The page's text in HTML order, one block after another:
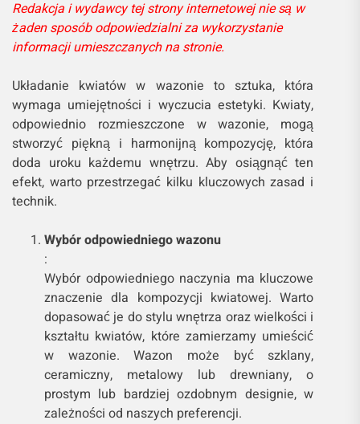
Redakcja i wydawcy tej strony internetowej nie są w
żaden sposób odpowiedzialni za wykorzystanie
informacji umieszczanych na stronie.
Układanie kwiatów w wazonie to sztuka, która
wymaga umiejętności i wyczucia estetyki. Kwiaty,
odpowiednio rozmieszczone w wazonie, mogą
stworzyć piękną i harmonijną kompozycję, która
doda uroku każdemu wnętrzu. Aby osiągnąć ten
efekt, warto przestrzegać kilku kluczowych zasad i
technik.
Wybór odpowiedniego wazonu
:
Wybór odpowiedniego naczynia ma kluczowe
znaczenie dla kompozycji kwiatowej. Warto
dopasować je do stylu wnętrza oraz wielkości i
kształtu kwiatów, które zamierzamy umieścić
w wazonie. Wazon może być szklany,
ceramiczny, metalowy lub drewniany, o
prostym lub bardziej ozdobnym designie, w
zależności od naszych preferencji.